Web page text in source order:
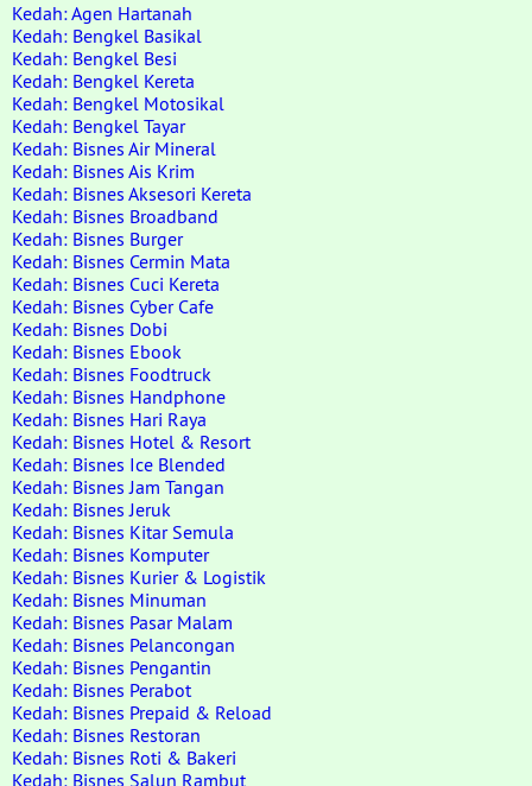
Kedah: Agen Hartanah
Kedah: Bengkel Basikal
Kedah: Bengkel Besi
Kedah: Bengkel Kereta
Kedah: Bengkel Motosikal
Kedah: Bengkel Tayar
Kedah: Bisnes Air Mineral
Kedah: Bisnes Ais Krim
Kedah: Bisnes Aksesori Kereta
Kedah: Bisnes Broadband
Kedah: Bisnes Burger
Kedah: Bisnes Cermin Mata
Kedah: Bisnes Cuci Kereta
Kedah: Bisnes Cyber Cafe
Kedah: Bisnes Dobi
Kedah: Bisnes Ebook
Kedah: Bisnes Foodtruck
Kedah: Bisnes Handphone
Kedah: Bisnes Hari Raya
Kedah: Bisnes Hotel & Resort
Kedah: Bisnes Ice Blended
Kedah: Bisnes Jam Tangan
Kedah: Bisnes Jeruk
Kedah: Bisnes Kitar Semula
Kedah: Bisnes Komputer
Kedah: Bisnes Kurier & Logistik
Kedah: Bisnes Minuman
Kedah: Bisnes Pasar Malam
Kedah: Bisnes Pelancongan
Kedah: Bisnes Pengantin
Kedah: Bisnes Perabot
Kedah: Bisnes Prepaid & Reload
Kedah: Bisnes Restoran
Kedah: Bisnes Roti & Bakeri
Kedah: Bisnes Salun Rambut